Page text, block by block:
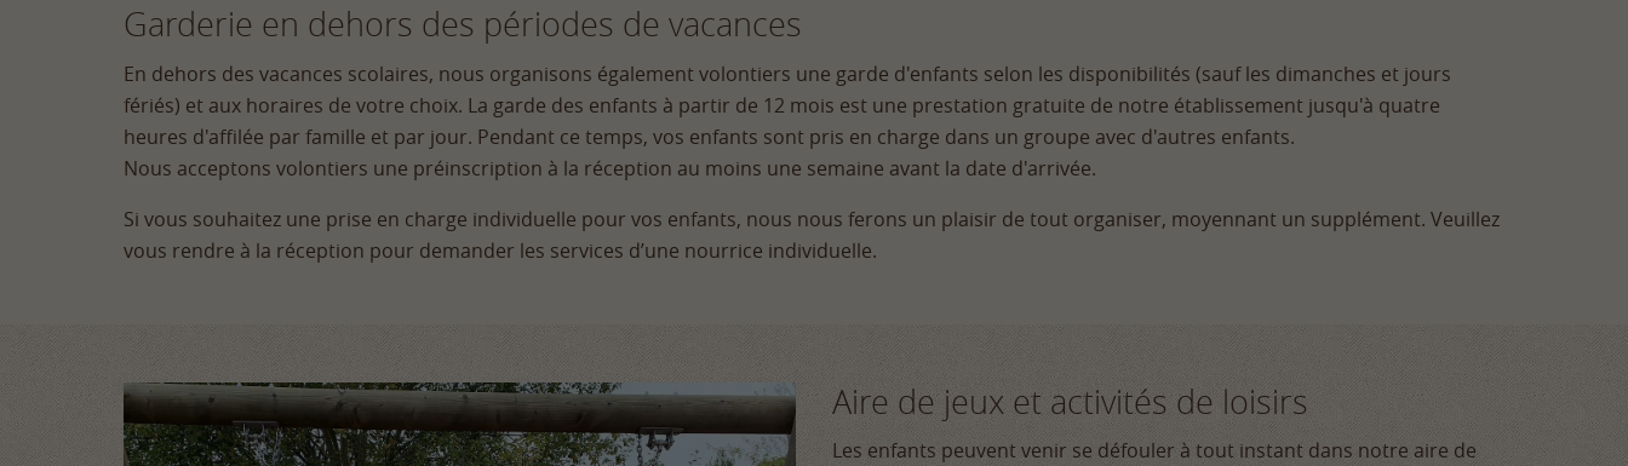
Garderie en dehors des périodes de vacances
En dehors des vacances scolaires, nous organisons également volontiers une garde d'enfants selon les disponibilités (sauf les dimanches et jours
fériés) et aux horaires de votre choix. La garde des enfants à partir de 12 mois est une prestation gratuite de notre établissement jusqu'à quatre
heures d'affilée par famille et par jour. Pendant ce temps, vos enfants sont pris en charge dans un groupe avec d'autres enfants.
Nous acceptons volontiers une préinscription à la réception au moins une semaine avant la date d'arrivée.
Si vous souhaitez une prise en charge individuelle pour vos enfants, nous nous ferons un plaisir de tout organiser, moyennant un supplément. Veuillez
vous rendre à la réception pour demander les services d’une nourrice individuelle.
Aire de jeux et activités de loisirs
Les enfants peuvent venir se défouler à tout instant dans notre aire de